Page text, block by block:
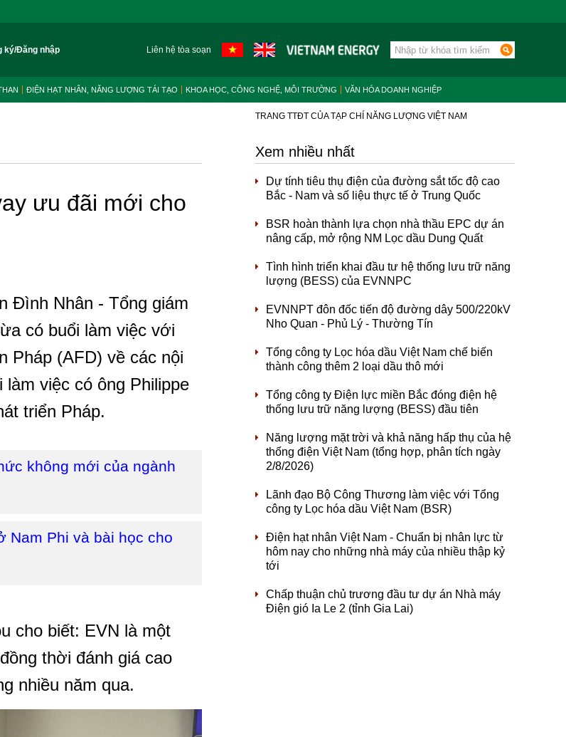
ký/Đăng nhập Liên hệ tòa soạn
ĐIỆN HẠT NHÂN, NĂNG LƯỢNG TÁI TẠO KHOA HỌC, CÔNG NGHỆ, MÔI TRƯỜNG VĂN HÓA DOANH NGHIỆP
TRANG TTĐT CỦA TẠP CHÍ NĂNG LƯỢNG VIỆT NAM
ưu đãi mới cho
Đình Nhân - Tổng giám
có buổi làm việc với
Pháp (AFD) về các nội
việc có ông Philippe
triển Pháp.
không mới của ngành
Nam Phi và bài học cho
cho biết: EVN là một
thời đánh giá cao
nhiều năm qua.
Xem nhiều nhất
Dự tính tiêu thụ điện của đường sắt tốc độ cao
Bắc - Nam và số liệu thực tế ở Trung Quốc
BSR hoàn thành lựa chọn nhà thầu EPC dự án
nâng cấp, mở rộng NM Lọc dầu Dung Quất
Tình hình triển khai đầu tư hệ thống lưu trữ năng
lượng (BESS) của EVNNPC
EVNNPT đôn đốc tiến độ đường dây 500/220kV
Nho Quan - Phủ Lý - Thường Tín
Tổng công ty Lọc hóa dầu Việt Nam chế biến
thành công thêm 2 loại dầu thô mới
Tổng công ty Điện lực miền Bắc đóng điện hệ
thống lưu trữ năng lượng (BESS) đầu tiên
Năng lượng mặt trời và khả năng hấp thụ của hệ
thống điện Việt Nam (tổng hợp, phân tích ngày
2/8/2026)
Lãnh đạo Bộ Công Thương làm việc với Tổng
công ty Lọc hóa dầu Việt Nam (BSR)
Điện hạt nhân Việt Nam - Chuẩn bị nhân lực từ
hôm nay cho những nhà máy của nhiều thập kỷ
tới
Chấp thuận chủ trương đầu tư dự án Nhà máy
Điện gió Ia Le 2 (tỉnh Gia Lai)